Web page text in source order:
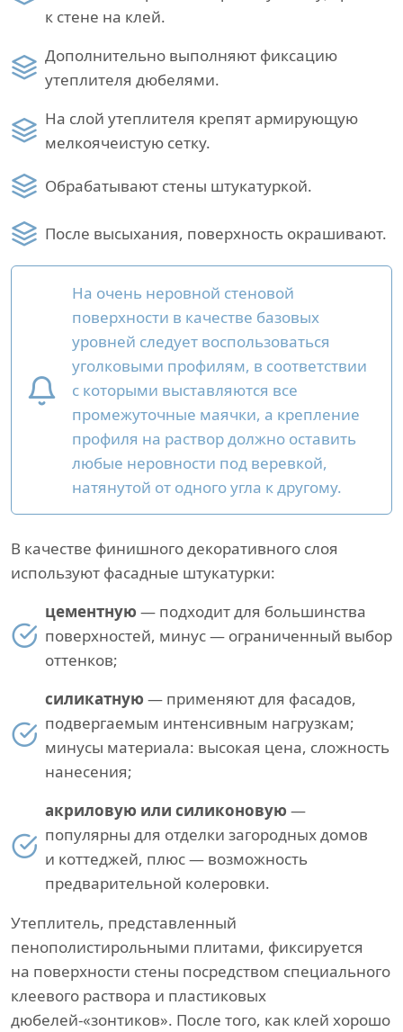
к стене на клей.
Дополнительно выполняют фиксацию
утеплителя дюбелями.
На слой утеплителя крепят армирующую
мелкоячеистую сетку.
Обрабатывают стены штукатуркой.
После высыхания, поверхность окрашивают.
На очень неровной стеновой
поверхности в качестве базовых
уровней следует воспользоваться
уголковыми профилям, в соответствии
с которыми выставляются все
промежуточные маячки, а крепление
профиля на раствор должно оставить
любые неровности под веревкой,
натянутой от одного угла к другому.
В качестве финишного декоративного слоя
используют фасадные штукатурки:
цементную — подходит для большинства
поверхностей, минус — ограниченный выбор
оттенков;
силикатную — применяют для фасадов,
подвергаемым интенсивным нагрузкам;
минусы материала: высокая цена, сложность
нанесения;
акриловую или силиконовую —
популярны для отделки загородных домов
и коттеджей, плюс — возможность
предварительной колеровки.
Утеплитель, представленный
пенополистирольными плитами, фиксируется
на поверхности стены посредством специального
клеевого раствора и пластиковых
дюбелей-«зонтиков». После того, как клей хорошо